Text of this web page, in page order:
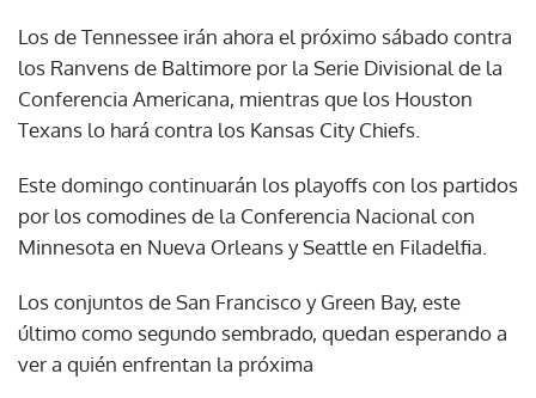
Los de Tennessee irán ahora el próximo sábado contra
los Ranvens de Baltimore por la Serie Divisional de la
Conferencia Americana, mientras que los Houston
Texans lo hará contra los Kansas City Chiefs.
Este domingo continuarán los playoffs con los partidos
por los comodines de la Conferencia Nacional con
Minnesota en Nueva Orleans y Seattle en Filadelfia.
Los conjuntos de San Francisco y Green Bay, este
último como segundo sembrado, quedan esperando a
ver a quién enfrentan la próxima